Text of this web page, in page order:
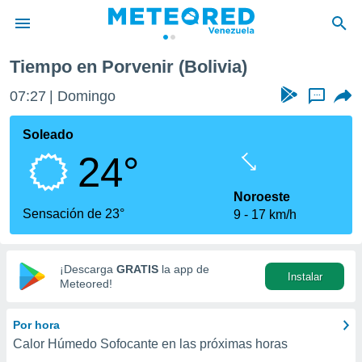
de
ha
calidad.
a este
las
y
digital
basada
Tiempo en Porvenir (Bolivia)
07:27 Domingo ...
Soleado
24°
Sensación de 23°
Noroeste
9
17 km/h
¡Descarga GRATIS la app de
Meteored!
Instalar
Por hora
Calor Húmedo Sofocante en las próximas horas